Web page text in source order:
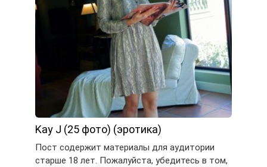
Kay J (25 фото) (эротика)
Пост содержит материалы для аудитории
старше 18 лет. Пожалуйста, убедитесь в том,